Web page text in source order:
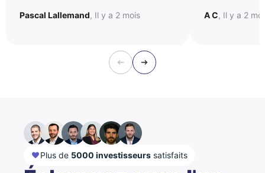
Pascal Lallemand, Il y a 2 mois A C, Il y a 2
Plus de 5000 investisseurs satisfaits